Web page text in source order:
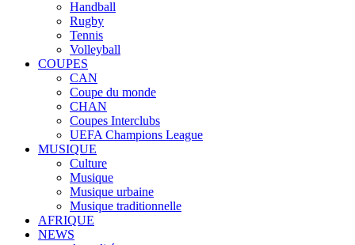
Handball
Rugby
Tennis
Volleyball
COUPES
CAN
Coupe du monde
CHAN
Coupes Interclubs
UEFA Champions League
MUSIQUE
Culture
Musique
Musique urbaine
Musique traditionnelle
AFRIQUE
NEWS